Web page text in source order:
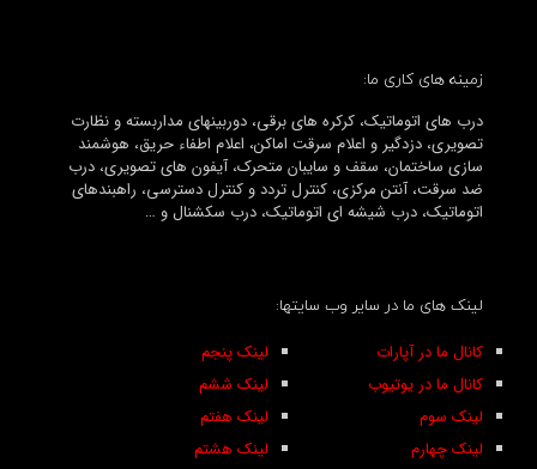
زمینه های کاری ما:
درب های اتوماتیک، کرکره های برقی، دوربینهای مداربسته و نظارت
تصویری، دزدگیر و اعلام سرقت اماکن، اعلام اطفاء حریق، هوشمند
سازی ساختمان، سقف و سایبان متحرک، آیفون های تصویری، درب
ضد سرقت، آنتن مرکزی، کنترل تردد و کنترل دسترسی، راهبندهای
اتوماتیک، درب شیشه ای اتوماتیک، درب سکشنال و …
لینک های ما در سایر وب سایتها:
لینک پنجم
لینک ششم
لینک هفتم
لینک هشتم
کانال ما در آپارات
کانال ما در یوتیوب
لینک سوم
لینک چهارم